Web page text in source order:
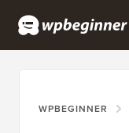
WPBEGINNER